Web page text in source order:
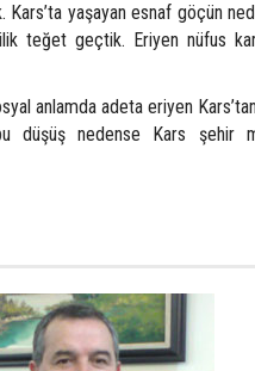
yaşayan esnaf göçün
teğet geçtik. Eriyen nüfus
anlamda adeta eriyen
düşüş nedense Kars şehir